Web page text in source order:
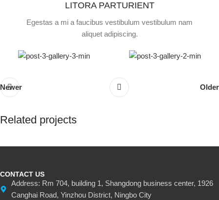
LITORA PARTURIENT
Egestas a mi a faucibus vestibulum vestibulum nam
aliquet adipiscing.
Newer Older
Related projects
Suspendisse quam at vestibulum
CONTACT US
Address: Rm 704, building 1, Shangdong business center, 1926
Canghai Road, Yinzhou District, Ningbo City